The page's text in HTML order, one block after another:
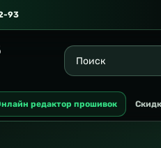
93
редактор прошивок